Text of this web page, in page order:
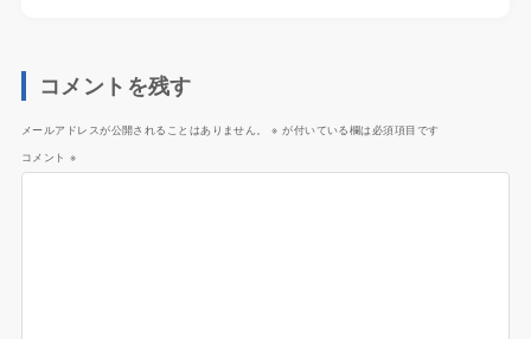
コメントを残す
メールアドレスが公開されることはありません。 ※ が付いている欄は必須項目です
コメント※